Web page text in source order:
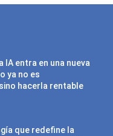
IA entra en una nueva
ya no es
hacerla rentable
que redefine la